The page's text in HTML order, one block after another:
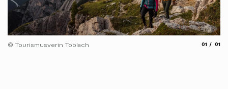
© Tourismusverin Toblach 01 01